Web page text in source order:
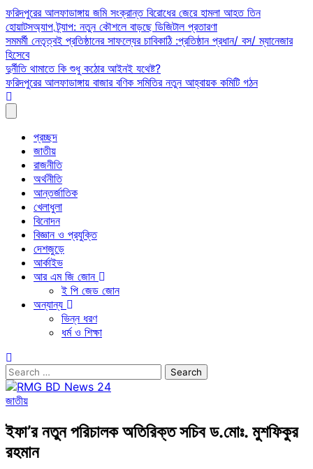
Skip
to
content
ফরিদপুরের আলফাডাঙ্গায় জমি সংক্রান্ত বিরোধের জেরে হামলা আহত তিন
হোয়াটসঅ্যাপ ট্র্যাপ: নতুন কৌশলে বাড়ছে ডিজিটাল প্রতারণা
সমমর্মী নেতৃত্বই প্রতিষ্ঠানের সাফল্যের চাবিকাঠি :প্রতিষ্ঠান প্রধান/ বস/ ম্যানেজার
হিসেবে
দুর্নীতি থামাতে কি শুধু কঠোর আইনই যথেষ্ট?
ফরিদপুরের আলফাডাঙ্গায় বাজার বণিক সমিতির নতুন আহ্বায়ক কমিটি গঠন
প্রচ্ছদ
জাতীয়
রাজনীতি
অর্থনীতি
আন্তর্জাতিক
খেলাধুলা
বিনোদন
বিজ্ঞান ও প্রযুক্তি
দেশজুড়ে
আর্কাইভ
আর এম জি জোন
ই পি জেড জোন
অন্যান্য
ভিন্ন ধরণ
ধর্ম ও শিক্ষা
Search
for:
জাতীয়
ইফা’র নতুন পরিচালক অতিরিক্ত সচিব ড.মোঃ. মুশফিকুর
রহমান